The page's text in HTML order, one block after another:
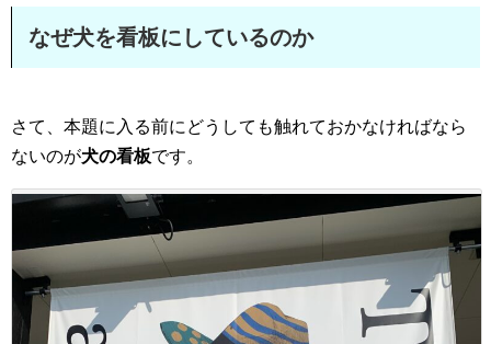
なぜ犬を看板にしているのか
さて、本題に入る前にどうしても触れておかなければなら
ないのが犬の看板です。